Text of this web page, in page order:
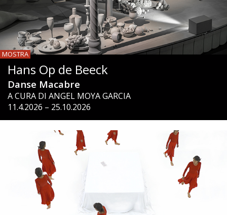
MOSTRA
Hans Op de Beeck
Danse Macabre
A CURA DI ANGEL MOYA GARCIA
11.4.2026 – 25.10.2026